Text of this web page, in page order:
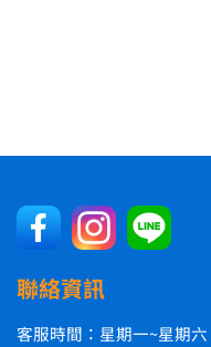
聯絡資訊
客服時間：星期一~星期六